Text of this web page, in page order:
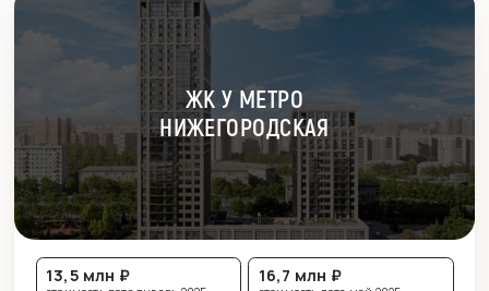
ЖК У МЕТРО
НИЖЕГОРОДСКАЯ
13,5 млн ₽ 16,7 млн ₽